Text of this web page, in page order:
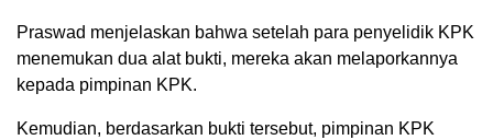
Praswad menjelaskan bahwa setelah para penyelidik KPK
menemukan dua alat bukti, mereka akan melaporkannya
kepada pimpinan KPK.
Kemudian, berdasarkan bukti tersebut, pimpinan KPK